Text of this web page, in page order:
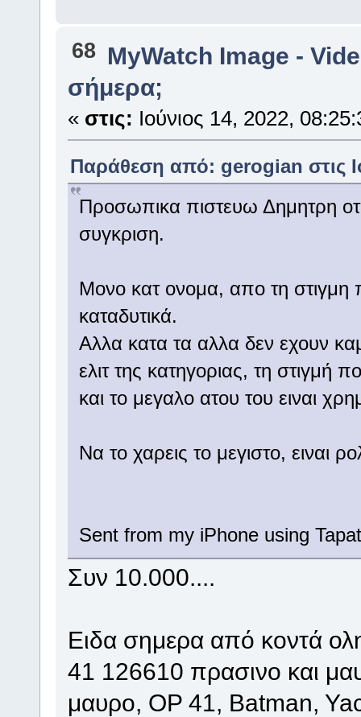
68 MyWatch Ιmage -
σήμερα;
« στις: Ιούνιος 14, 2022,
Παράθεση από: gerogian στις
Προσωπικα πιστευω Δημητρη
συγκριση.
Μονο κατ ονομα, απο τη στιγμη
καταδυτικά.
Αλλα κατα τα αλλα δεν εχουν
ελιτ της κατηγοριας, τη στιγμή
και το μεγαλο ατου του ειναι
Να το χαρεις το μεγιστο, ειναι
Sent from my iPhone using
Συν 10.000....
Ειδα σημερα από κοντά
41 126610 πρασινο και
μαυρο, ΟΡ 41, Batman,